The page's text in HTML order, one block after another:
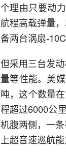
个理由只要动
航程高载弹量
备两台涡扇-
但采用三台发
量等性能。美
吨，这个数量
程超过6000公
机腹两侧，一
上超音速巡航